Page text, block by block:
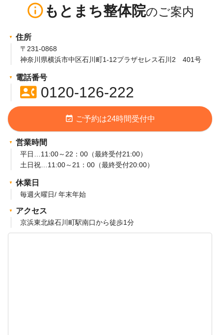
info_outline もとまち整体院
住所
〒231-0868
神奈川県横浜市中区石川町1-12プラザセレス石川2 401号
電話番号
contact_phone0120-126-222
event_available ご予約は24時間受付中
営業時間
平日…11:00～22：00（最終受付21:00）
土日祝…11:00～21：00（最終受付20:00）
休業日
毎週火曜日/ 年末年始
アクセス
京浜東北線石川町駅南口から徒歩1分